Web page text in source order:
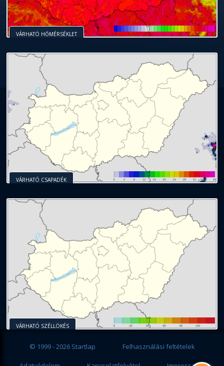
VÁRHATÓ HŐMÉRSÉKLET
VÁRHATÓ CSAPADÉK
VÁRHATÓ SZÉLLÖKÉS
© 1999 - 2026 Startlap Felhasználási feltételek